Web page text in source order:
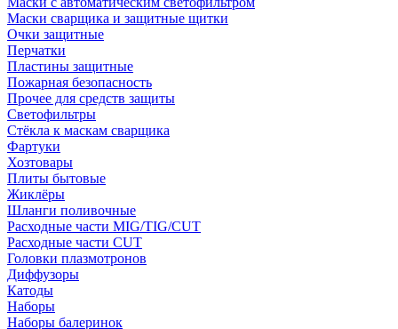
Маски сварщика и защитные щитки
Очки защитные
Перчатки
Пластины защитные
Пожарная безопасность
Прочее для средств защиты
Светофильтры
Стёкла к маскам сварщика
Фартуки
Хозтовары
Плиты бытовые
Жиклёры
Шланги поливочные
Расходные части MIG/TIG/CUT
Расходные части CUT
Головки плазмотронов
Диффузоры
Катоды
Наборы
Наборы балеринок